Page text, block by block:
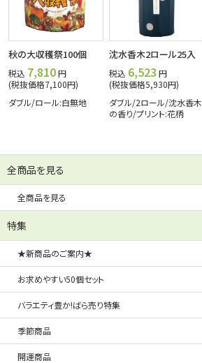
秋の大収穫祭100個
税込 7,810円
(税抜価格7,100円)
ダブル/ロール:白無地
沈水香木2ロール25入
税込 6,523 円
(税抜価格5,930円)
ダブル/2ロール/沈水香木
の香り/プリント:花柄
全商品を見る
全商品を見る
特集
★新商品のご案内★
お求めやすい50個セット
バラエティ豊か!ばら売り特集
季節商品
開運商品